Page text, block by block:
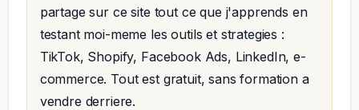
partage sur ce site tout ce que j'apprends en
testant moi-meme les outils et strategies :
TikTok, Shopify, Facebook Ads, LinkedIn, e-
commerce. Tout est gratuit, sans formation a
vendre derriere.